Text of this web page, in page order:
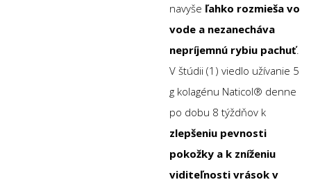
navyše ľahko rozmieša vo
vode a nezanecháva
nepríjemnú rybiu pachuť.
V štúdii (1) viedlo užívanie 5
g kolagénu Naticol® denne
po dobu 8 týždňov k
zlepšeniu pevnosti
pokožky a k zníženiu
viditeľnosti vrások v